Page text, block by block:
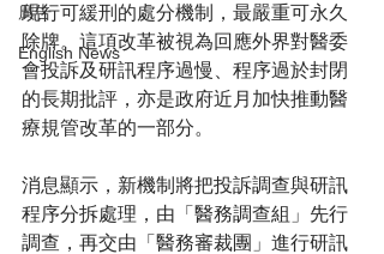
廣告
English News
現行可緩刑的處分機制，最嚴重可永久
除牌。這項改革被視為回應外界對醫委
會投訴及研訊程序過慢、程序過於封閉
的長期批評，亦是政府近月加快推動醫
療規管改革的一部分。
消息顯示，新機制將把投訴調查與研訊
程序分拆處理，由「醫務調查組」先行
調查，再交由「醫務審裁團」進行研訊